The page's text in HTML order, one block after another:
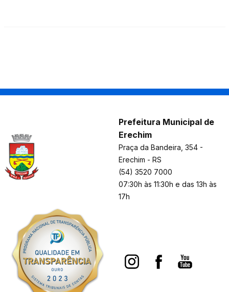
Prefeitura Municipal de
Erechim
Praça da Bandeira, 354 -
Erechim - RS
(54) 3520 7000
07:30h às 11:30h e das 13h às
17h